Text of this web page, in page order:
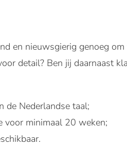
en nieuwsgierig genoeg
detail? Ben jij daarnaast
de Nederlandse taal;
voor minimaal 20 weken;